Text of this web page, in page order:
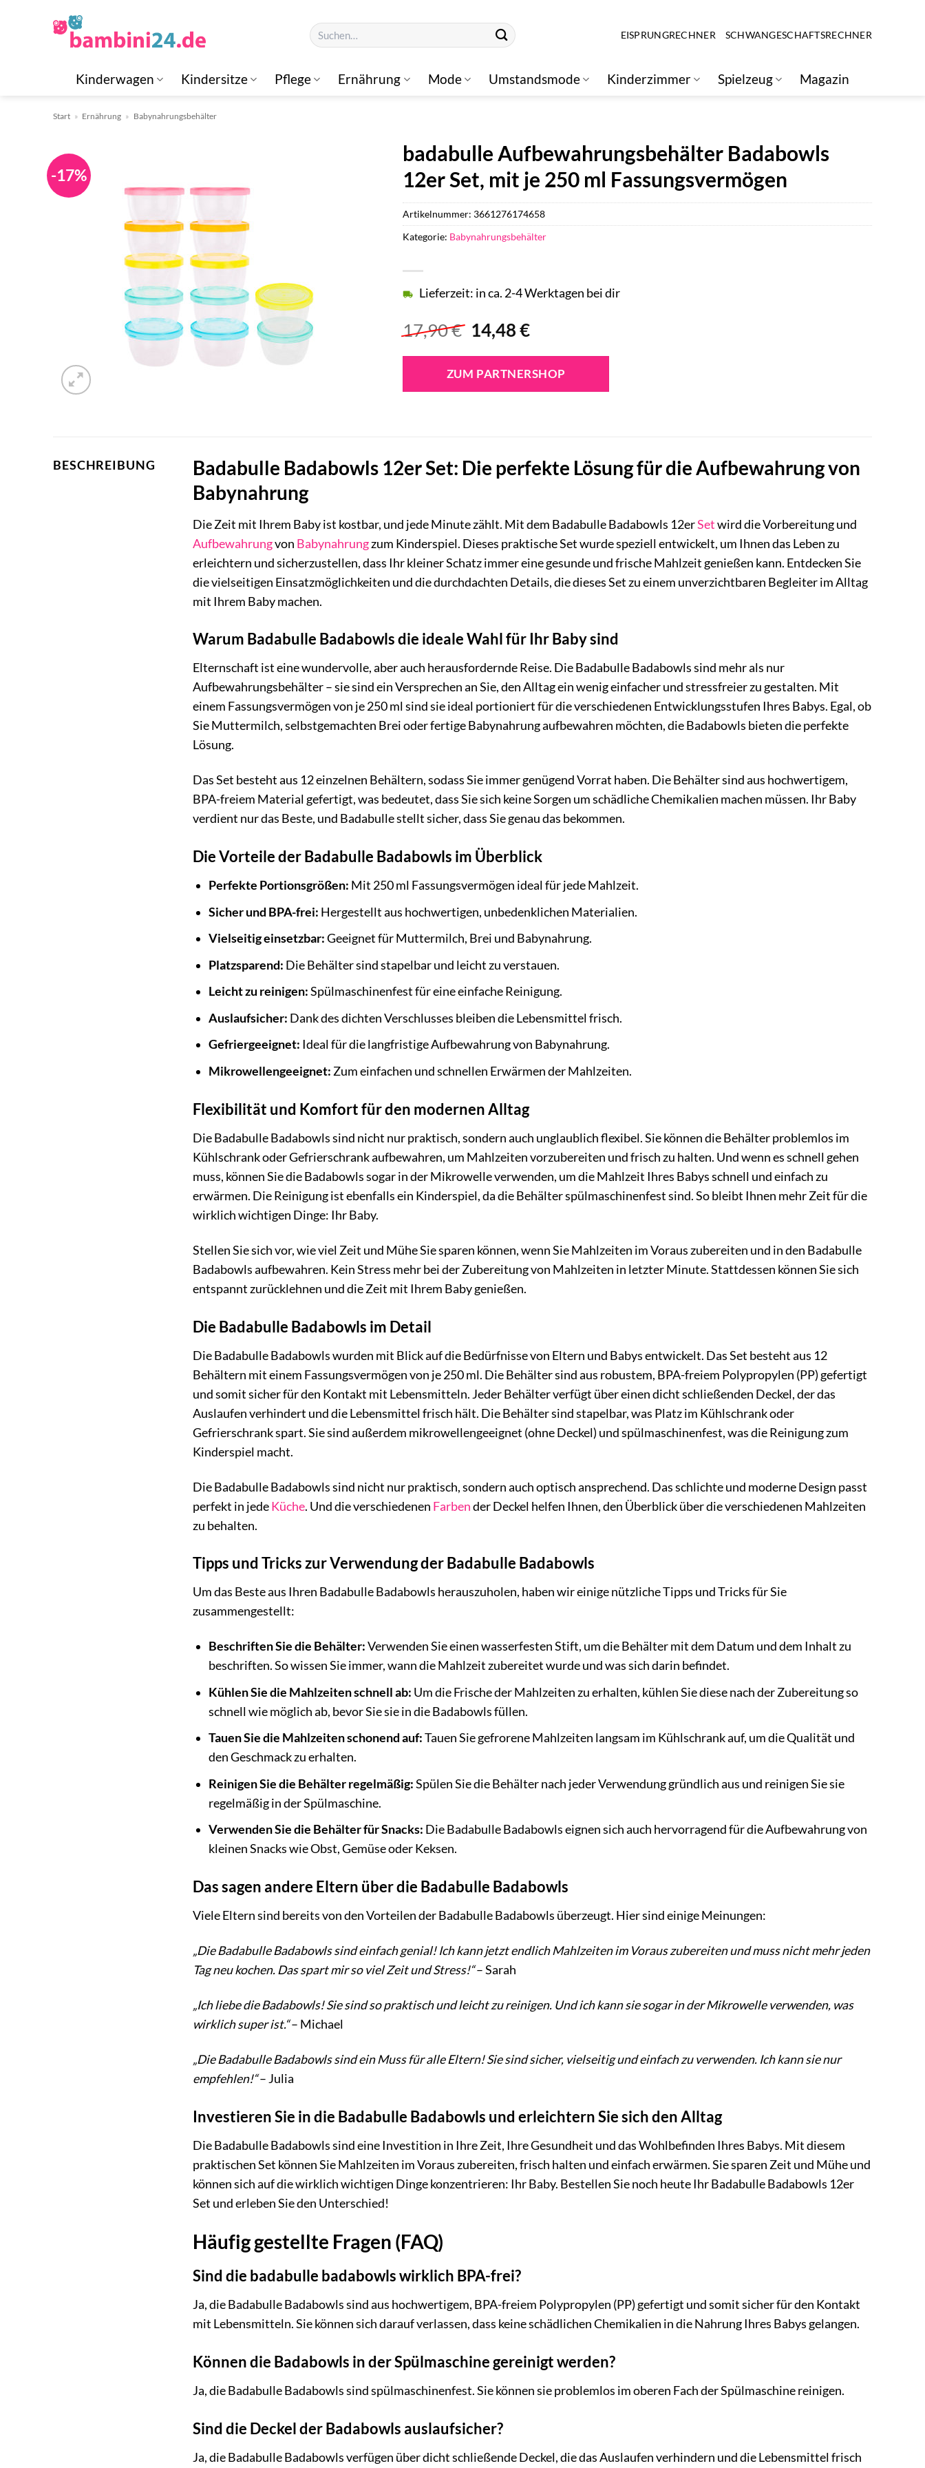
Suchen
nach:
EISPRUNGRECHNER SCHWANGESCHAFTSRECHNER
Kinderwagen Kindersitze Pflege Ernährung Mode Umstandsmode Kinderzimmer Spielzeug Magazin
Start » Ernährung » Babynahrungsbehälter
-17%
badabulle Aufbewahrungsbehälter Badabowls
12er Set, mit je 250 ml Fassungsvermögen
17,90€ Ursprünglicher
Preis
war:
17,90 €
14,48€Aktueller
ist:
14,48 €.
Lieferzeit: in ca. 2-4 Werktagen bei dir
ZUM PARTNERSHOP
Artikelnummer: 3661276174658
Kategorie: Babynahrungsbehälter
BESCHREIBUNG
Badabulle Badabowls 12er Set: Die perfekte Lösung für die Aufbewahrung von
Babynahrung
Die Zeit mit Ihrem Baby ist kostbar, und jede Minute zählt. Mit dem Badabulle Badabowls 12erSetwird die Vorbereitung und
Aufbewahrungvon Babynahrungzum Kinderspiel. Dieses praktische Set wurde speziell entwickelt, um Ihnen das Leben zu
erleichtern und sicherzustellen, dass Ihr kleiner Schatz immer eine gesunde und frische Mahlzeit genießen kann. Entdecken Sie
die vielseitigen Einsatzmöglichkeiten und die durchdachten Details, die dieses Set zu einem unverzichtbaren Begleiter im Alltag
mit Ihrem Baby machen.
Warum Badabulle Badabowls die ideale Wahl für Ihr Baby sind
Elternschaft ist eine wundervolle, aber auch herausfordernde Reise. Die Badabulle Badabowls sind mehr als nur
Aufbewahrungsbehälter – sie sind ein Versprechen an Sie, den Alltag ein wenig einfacher und stressfreier zu gestalten. Mit
einem Fassungsvermögen von je 250 ml sind sie ideal portioniert für die verschiedenen Entwicklungsstufen Ihres Babys. Egal, ob
Sie Muttermilch, selbstgemachten Brei oder fertige Babynahrung aufbewahren möchten, die Badabowls bieten die perfekte
Lösung.
Das Set besteht aus 12 einzelnen Behältern, sodass Sie immer genügend Vorrat haben. Die Behälter sind aus hochwertigem,
BPA-freiem Material gefertigt, was bedeutet, dass Sie sich keine Sorgen um schädliche Chemikalien machen müssen. Ihr Baby
verdient nur das Beste, und Badabulle stellt sicher, dass Sie genau das bekommen.
Die Vorteile der Badabulle Badabowls im Überblick
Perfekte Portionsgrößen: Mit 250 ml Fassungsvermögen ideal für jede Mahlzeit.
Sicher und BPA-frei: Hergestellt aus hochwertigen, unbedenklichen Materialien.
Vielseitig einsetzbar:Geeignet für Muttermilch, Brei und Babynahrung.
Platzsparend: Die Behälter sind stapelbar und leicht zu verstauen.
Leicht zu reinigen:Spülmaschinenfest für eine einfache Reinigung.
Auslaufsicher: Dank des dichten Verschlusses bleiben die Lebensmittel frisch.
Gefriergeeignet: Ideal für die langfristige Aufbewahrung von Babynahrung.
Mikrowellengeeignet: Zum einfachen und schnellen Erwärmen der Mahlzeiten.
Flexibilität und Komfort für den modernen Alltag
Die Badabulle Badabowls sind nicht nur praktisch, sondern auch unglaublich flexibel. Sie können die Behälter problemlos im
Kühlschrank oder Gefrierschrank aufbewahren, um Mahlzeiten vorzubereiten und frisch zu halten. Und wenn es schnell gehen
muss, können Sie die Badabowls sogar in der Mikrowelle verwenden, um die Mahlzeit Ihres Babys schnell und einfach zu
erwärmen. Die Reinigung ist ebenfalls ein Kinderspiel, da die Behälter spülmaschinenfest sind. So bleibt Ihnen mehr Zeit für die
wirklich wichtigen Dinge: Ihr Baby.
Stellen Sie sich vor, wie viel Zeit und Mühe Sie sparen können, wenn Sie Mahlzeiten im Voraus zubereiten und in den Badabulle
Badabowls aufbewahren. Kein Stress mehr bei der Zubereitung von Mahlzeiten in letzter Minute. Stattdessen können Sie sich
entspannt zurücklehnen und die Zeit mit Ihrem Baby genießen.
Die Badabulle Badabowls im Detail
Die Badabulle Badabowls wurden mit Blick auf die Bedürfnisse von Eltern und Babys entwickelt. Das Set besteht aus 12
Behältern mit einem Fassungsvermögen von je 250 ml. Die Behälter sind aus robustem, BPA-freiem Polypropylen (PP) gefertigt
und somit sicher für den Kontakt mit Lebensmitteln. Jeder Behälter verfügt über einen dicht schließenden Deckel, der das
Auslaufen verhindert und die Lebensmittel frisch hält. Die Behälter sind stapelbar, was Platz im Kühlschrank oder
Gefrierschrank spart. Sie sind außerdem mikrowellengeeignet (ohne Deckel) und spülmaschinenfest, was die Reinigung zum
Kinderspiel macht.
Die Badabulle Badabowls sind nicht nur praktisch, sondern auch optisch ansprechend. Das schlichte und moderne Design passt
perfekt in jedeKüche. Und die verschiedenen Farbender Deckel helfen Ihnen, den Überblick über die verschiedenen Mahlzeiten
zu behalten.
Tipps und Tricks zur Verwendung der Badabulle Badabowls
Um das Beste aus Ihren Badabulle Badabowls herauszuholen, haben wir einige nützliche Tipps und Tricks für Sie
zusammengestellt:
Beschriften Sie die Behälter:Verwenden Sie einen wasserfesten Stift, um die Behälter mit dem Datum und dem Inhalt zu
beschriften. So wissen Sie immer, wann die Mahlzeit zubereitet wurde und was sich darin befindet.
Kühlen Sie die Mahlzeiten schnell ab: Um die Frische der Mahlzeiten zu erhalten, kühlen Sie diese nach der Zubereitung so
schnell wie möglich ab, bevor Sie sie in die Badabowls füllen.
Tauen Sie die Mahlzeiten schonend auf:Tauen Sie gefrorene Mahlzeiten langsam im Kühlschrank auf, um die Qualität und
den Geschmack zu erhalten.
Reinigen Sie die Behälter regelmäßig:Spülen Sie die Behälter nach jeder Verwendung gründlich aus und reinigen Sie sie
regelmäßig in der Spülmaschine.
Verwenden Sie die Behälter für Snacks: Die Badabulle Badabowls eignen sich auch hervorragend für die Aufbewahrung von
kleinen Snacks wie Obst, Gemüse oder Keksen.
Das sagen andere Eltern über die Badabulle Badabowls
Viele Eltern sind bereits von den Vorteilen der Badabulle Badabowls überzeugt. Hier sind einige Meinungen:
„Die Badabulle Badabowls sind einfach genial! Ich kann jetzt endlich Mahlzeiten im Voraus zubereiten und muss nicht mehr jeden
Tag neu kochen. Das spart mir so viel Zeit und Stress!“– Sarah
„Ich liebe die Badabowls! Sie sind so praktisch und leicht zu reinigen. Und ich kann sie sogar in der Mikrowelle verwenden, was
wirklich super ist.“– Michael
„Die Badabulle Badabowls sind ein Muss für alle Eltern! Sie sind sicher, vielseitig und einfach zu verwenden. Ich kann sie nur
empfehlen!“– Julia
Investieren Sie in die Badabulle Badabowls und erleichtern Sie sich den Alltag
Die Badabulle Badabowls sind eine Investition in Ihre Zeit, Ihre Gesundheit und das Wohlbefinden Ihres Babys. Mit diesem
praktischen Set können Sie Mahlzeiten im Voraus zubereiten, frisch halten und einfach erwärmen. Sie sparen Zeit und Mühe und
können sich auf die wirklich wichtigen Dinge konzentrieren: Ihr Baby. Bestellen Sie noch heute Ihr Badabulle Badabowls 12er
Set und erleben Sie den Unterschied!
Häufig gestellte Fragen (FAQ)
Sind die badabulle badabowls wirklich BPA-frei?
Ja, die Badabulle Badabowls sind aus hochwertigem, BPA-freiem Polypropylen (PP) gefertigt und somit sicher für den Kontakt
mit Lebensmitteln. Sie können sich darauf verlassen, dass keine schädlichen Chemikalien in die Nahrung Ihres Babys gelangen.
Können die Badabowls in der Spülmaschine gereinigt werden?
Ja, die Badabulle Badabowls sind spülmaschinenfest. Sie können sie problemlos im oberen Fach der Spülmaschine reinigen.
Sind die Deckel der Badabowls auslaufsicher?
Ja, die Badabulle Badabowls verfügen über dicht schließende Deckel, die das Auslaufen verhindern und die Lebensmittel frisch